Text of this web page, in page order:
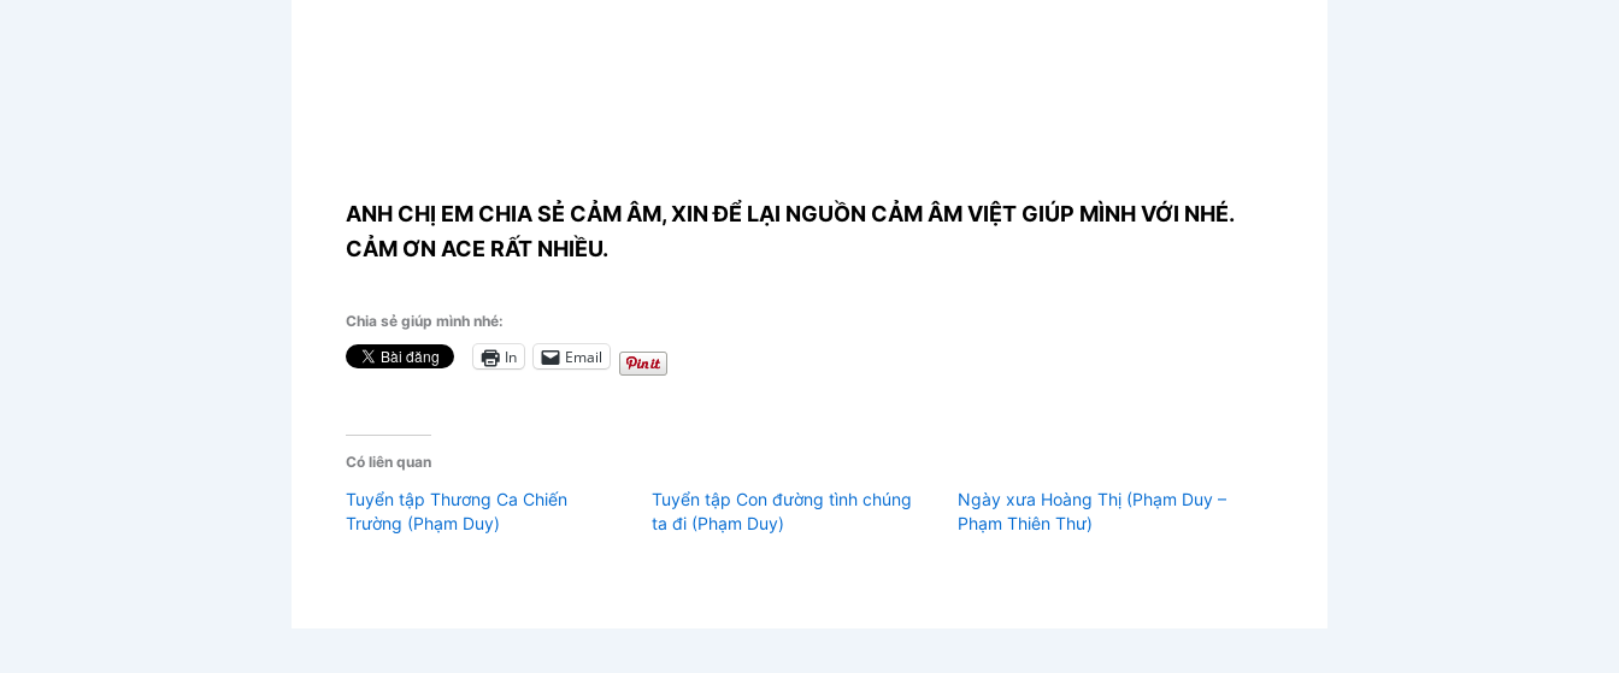
ANH CHỊ EM CHIA SẺ CẢM ÂM, XIN ĐỂ LẠI NGUỒN CẢM ÂM VIỆT GIÚP MÌNH VỚI NHÉ.
CẢM ƠN ACE RẤT NHIỀU.
Chia sẻ giúp mình nhé:
In Email
Có liên quan
Tuyển tập Thương Ca Chiến
Trường (Phạm Duy)
Tuyển tập Con đường tình chúng
ta đi (Phạm Duy)
Ngày xưa Hoàng Thị (Phạm Duy –
Phạm Thiên Thư)